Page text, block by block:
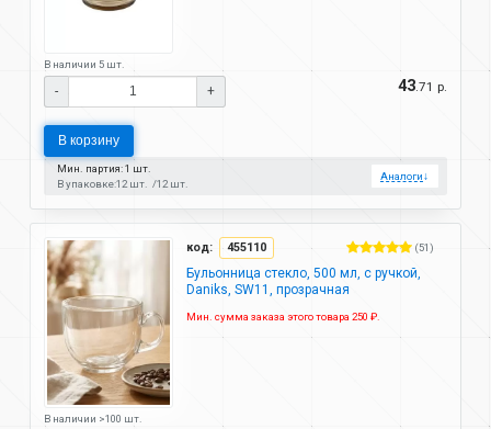
В наличии 5 шт.
- + 43.71 р.
В корзину
Мин. партия: 1 шт.
В упаковке:12 шт. 12 шт.
Аналоги↓
код: 455110 (51)
Бульонница стекло, 500 мл, с ручкой,
Daniks, SW11, прозрачная
Мин. сумма заказа этого товара 250 ₽.
В наличии >100 шт.